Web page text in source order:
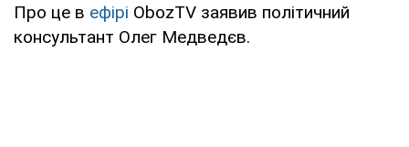
Про це в ефірі ObozTV заявив політичний
консультант Олег Медведєв.